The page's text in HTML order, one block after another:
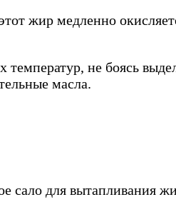
жир медленно
не боясь
масла.
сало для вытапливания